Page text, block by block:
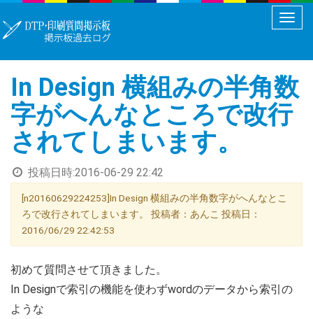
メ
ュ
ー
切
In Design 横組みの半角数
字がへんなところで改行
されてしまいます。
投稿日時:2016-06-29 22:42
[n20160629224253]In Design 横組みの半角数字がへんなとこ
ろで改行されてしまいます。 投稿者：あんこ 投稿日：
2016/06/29 22:42:53
初めて質問させて頂きました。
In Designで索引の機能を使わずwordのデータから索引の
ような